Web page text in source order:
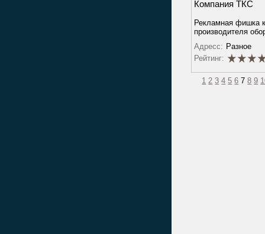
Компания ТКС
Рекламная фишка
производителя
Адресс: Разное
Рейтинг:
1 2 3 4 5 6 7 8 9